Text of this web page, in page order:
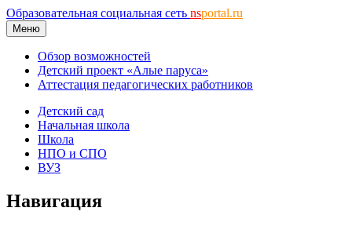
Образовательная социальная сеть nsportal.ru
Меню
Обзор возможностей
Детский проект «Алые паруса»
Аттестация педагогических работников
Детский сад
Начальная школа
Школа
НПО и СПО
ВУЗ
Навигация